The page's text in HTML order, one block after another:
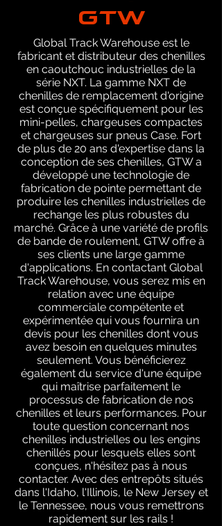
GTW
Global Track Warehouse est le
fabricant et distributeur des chenilles
en caoutchouc industrielles de la
série NXT. La gamme NXT de
chenilles de remplacement d'origine
est conçue spécifiquement pour les
mini-pelles, chargeuses compactes
et chargeuses sur pneus Case. Fort
de plus de 20 ans d'expertise dans la
conception de ses chenilles, GTW a
développé une technologie de
fabrication de pointe permettant de
produire les chenilles industrielles de
rechange les plus robustes du
marché. Grâce à une variété de profils
de bande de roulement, GTW offre à
ses clients une large gamme
d'applications. En contactant Global
Track Warehouse, vous serez mis en
relation avec une équipe
commerciale compétente et
expérimentée qui vous fournira un
devis pour les chenilles dont vous
avez besoin en quelques minutes
seulement. Vous bénéficierez
également du service d'une équipe
qui maîtrise parfaitement le
processus de fabrication de nos
chenilles et leurs performances. Pour
toute question concernant nos
chenilles industrielles ou les engins
chenillés pour lesquels elles sont
conçues, n'hésitez pas à nous
contacter. Avec des entrepôts situés
dans l'Idaho, l'Illinois, le New Jersey et
le Tennessee, nous vous remettrons
rapidement sur les rails !